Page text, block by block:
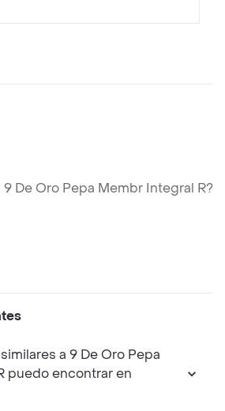
De Oro Pepa Membr Integral R?
a 9 De Oro Pepa
puedo encontrar en